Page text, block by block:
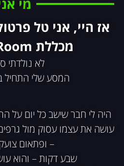
מי
אז היי, אני טל
מכללת Boiler Room
לא נולדתי
המסע שלי התחיל
היה לי חבר שישב כל יום על
עושה את עצמו עסוק מול
– ופתאום
שבע דקות – והוא